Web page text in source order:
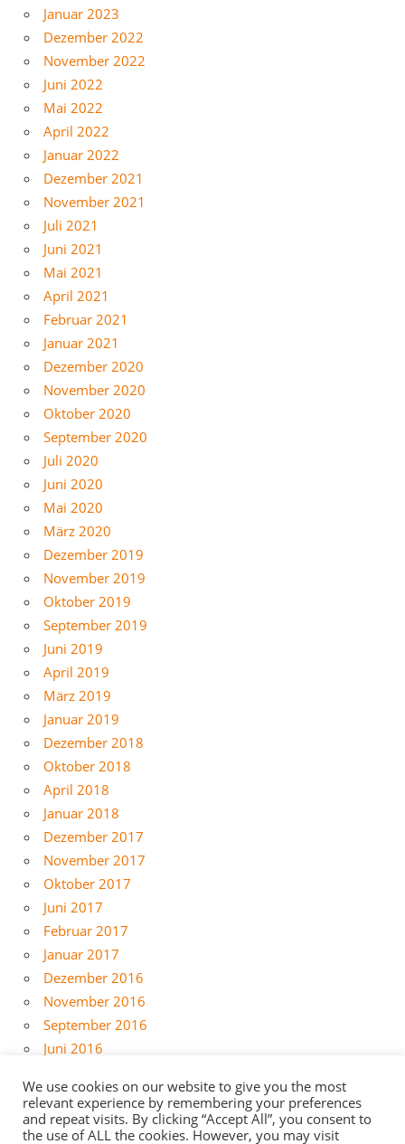
Januar 2023
Dezember 2022
November 2022
Juni 2022
Mai 2022
April 2022
Januar 2022
Dezember 2021
November 2021
Juli 2021
Juni 2021
Mai 2021
April 2021
Februar 2021
Januar 2021
Dezember 2020
November 2020
Oktober 2020
September 2020
Juli 2020
Juni 2020
Mai 2020
März 2020
Dezember 2019
November 2019
Oktober 2019
September 2019
Juni 2019
April 2019
März 2019
Januar 2019
Dezember 2018
Oktober 2018
April 2018
Januar 2018
Dezember 2017
November 2017
Oktober 2017
Juni 2017
Februar 2017
Januar 2017
Dezember 2016
November 2016
September 2016
Juni 2016
April 2016
März 2016
We use cookies on our website to give you the most
relevant experience by remembering your preferences
and repeat visits. By clicking “Accept All”, you consent to
the use of ALL the cookies. However, you may visit